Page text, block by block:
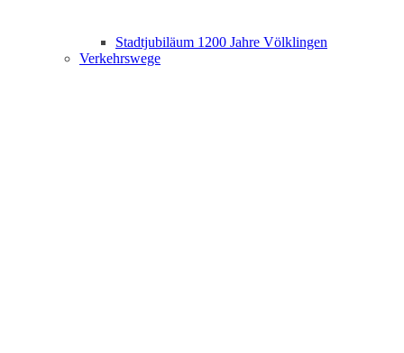
Stadtjubiläum 1200 Jahre Völklingen
Verkehrswege